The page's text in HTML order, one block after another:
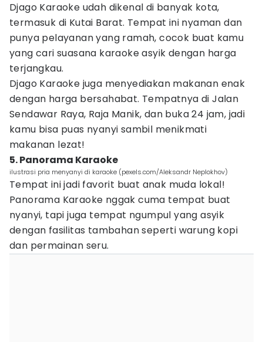
Djago Karaoke udah dikenal di banyak kota,
termasuk di Kutai Barat. Tempat ini nyaman dan
punya pelayanan yang ramah, cocok buat kamu
yang cari suasana karaoke asyik dengan harga
terjangkau.
Djago Karaoke juga menyediakan makanan enak
dengan harga bersahabat. Tempatnya di Jalan
Sendawar Raya, Raja Manik, dan buka 24 jam, jadi
kamu bisa puas nyanyi sambil menikmati
makanan lezat!
5. Panorama Karaoke
ilustrasi pria menyanyi di karaoke (pexels.com/Aleksandr Neplokhov)
Tempat ini jadi favorit buat anak muda lokal!
Panorama Karaoke nggak cuma tempat buat
nyanyi, tapi juga tempat ngumpul yang asyik
dengan fasilitas tambahan seperti warung kopi
dan permainan seru.